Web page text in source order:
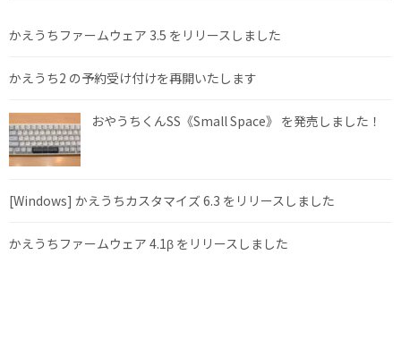
かえうちファームウェア 3.5 をリリースしました
かえうち2 の予約受け付けを再開いたします
おやうちくんSS《Small Space》 を発売しました！
[Windows] かえうちカスタマイズ 6.3 をリリースしました
かえうちファームウェア 4.1β をリリースしました